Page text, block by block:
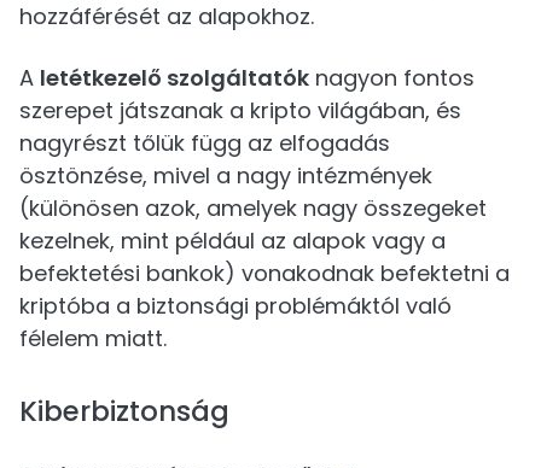
hozzáférését az alapokhoz.
A letétkezelő szolgáltatók nagyon fontos
szerepet játszanak a kripto világában, és
nagyrészt tőlük függ az elfogadás
ösztönzése, mivel a nagy intézmények
(különösen azok, amelyek nagy összegeket
kezelnek, mint például az alapok vagy a
befektetési bankok) vonakodnak befektetni a
kriptóba a biztonsági problémáktól való
félelem miatt.
Kiberbiztonság